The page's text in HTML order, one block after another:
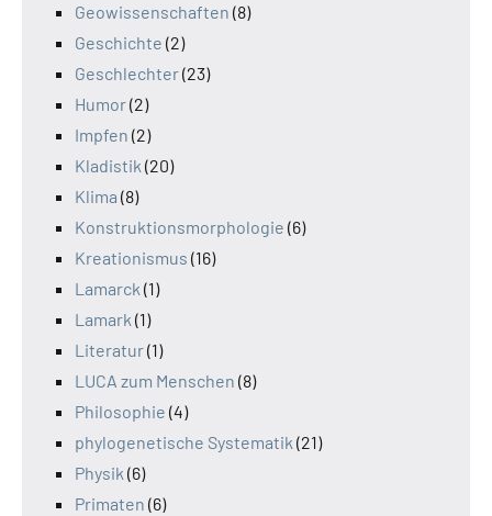
Geowissenschaften (8)
Geschichte (2)
Geschlechter(23)
Humor(2)
Impfen (2)
Kladistik (20)
Klima (8)
Konstruktionsmorphologie (6)
Kreationismus (16)
Lamarck (1)
Lamark (1)
Literatur(1)
LUCA zum Menschen (8)
Philosophie (4)
phylogenetische Systematik (21)
Physik (6)
Primaten (6)